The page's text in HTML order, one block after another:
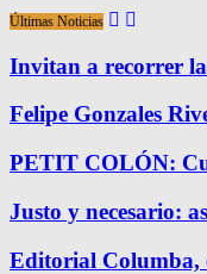
Últimas Noticias
Invitan a recorrer
Felipe Gonzales
PETIT COLÓN:
Justo y necesario:
Editorial Columba,